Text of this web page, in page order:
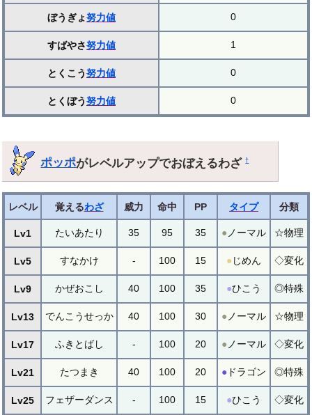
ぼうぎょ努力値 0
すばやさ努力値 1
とくこう努力値 0
とくぼう努力値 0
ポッポがレベルアップでおぼえるわざ†
レベル 覚えるわざ 威力 命中 PP タイプ 分類
Lv1 たいあたり 35 95 35 ● ノーマル ☆物理
Lv5 すなかけ - 100 15 ● じめん ◇変化
Lv9 かぜおこし 40 100 35 ●ひこう ◎特殊
Lv13 でんこうせっか 40 100 30 ● ノーマル ☆物理
Lv17 ふきとばし - 100 20 ● ノーマル ◇変化
Lv21 たつまき 40 100 20 ● ドラゴン ◎特殊
Lv25 フェザーダンス - 100 15 ●ひこう ◇変化